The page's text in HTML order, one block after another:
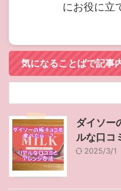
にお役に立
気になることばで記事
ダイソー
ルな口コ
2025/3/1